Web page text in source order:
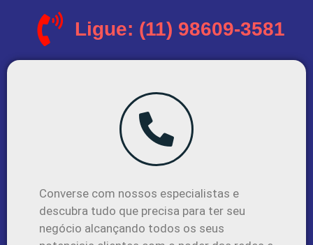
Ligue: (11) 98609-3581
Converse com nossos especialistas e
descubra tudo que precisa para ter seu
negócio alcançando todos os seus